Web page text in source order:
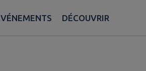
DÉCOUVRIR